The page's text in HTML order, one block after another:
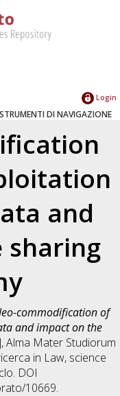
Login
STRUMENTI DI NAVIGAZIONE
and
sharing
commodification of
and impact on the
Alma Mater Studiorum
in Law, science
DOI
10669.